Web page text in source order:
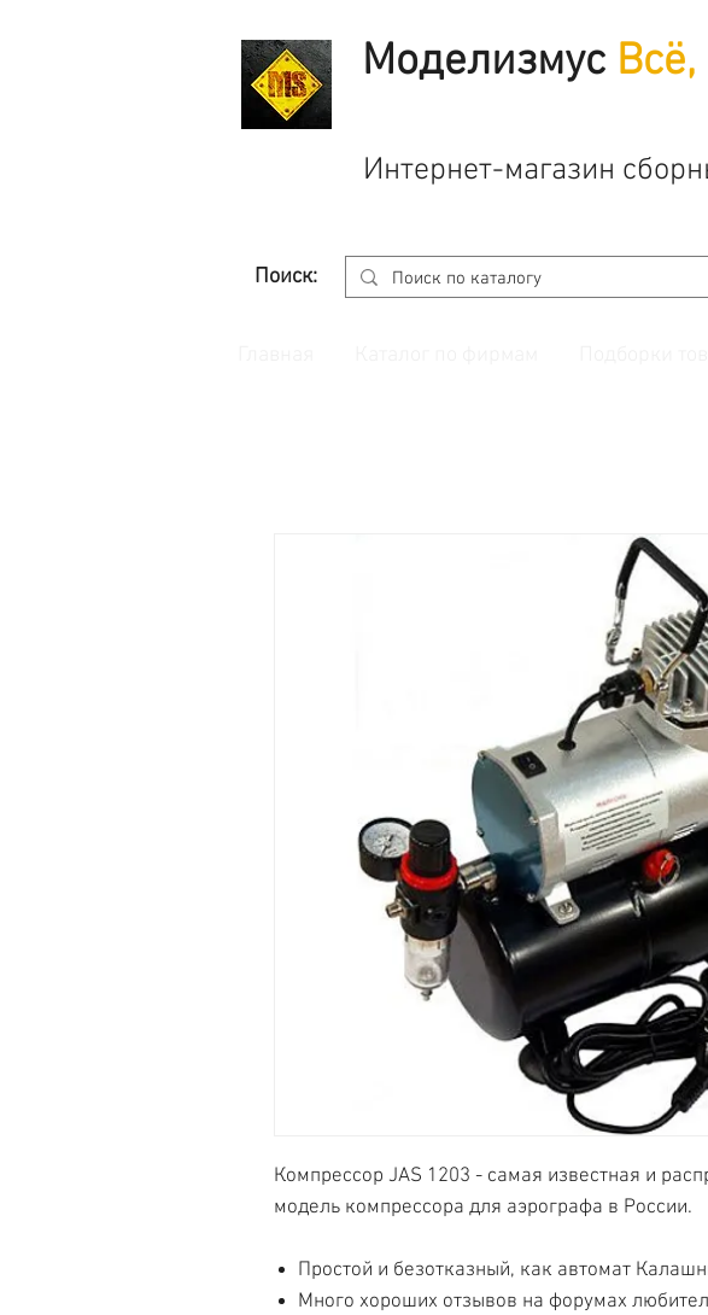
Моделизмус
Интернет-магазин
Поиск:
Компрессор JAS 1203 - самая известная и
модель компрессора для аэрографа в России.
Простой и безотказный, как автомат
Много хороших отзывов на форумах